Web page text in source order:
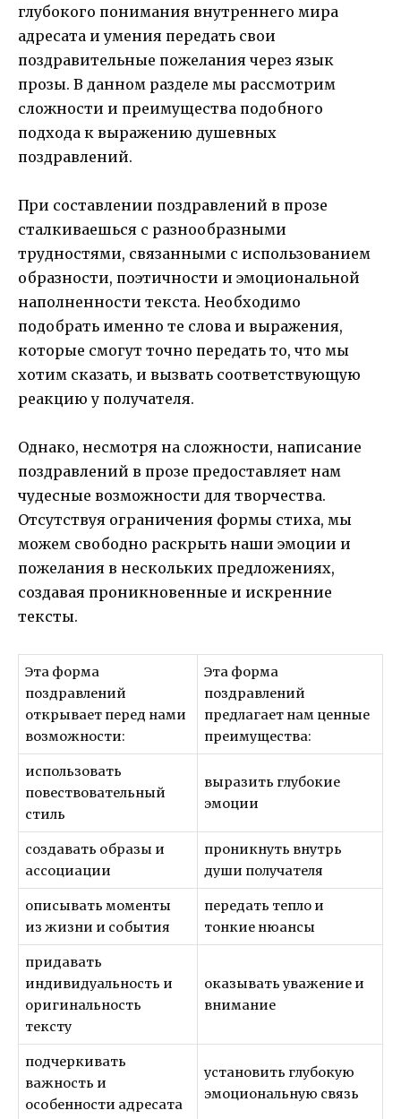
глубокого понимания внутреннего мира
адресата и умения передать свои
поздравительные пожелания через язык
прозы. В данном разделе мы рассмотрим
сложности и преимущества подобного
подхода к выражению душевных
поздравлений.
При составлении поздравлений в прозе
сталкиваешься с разнообразными
трудностями, связанными с использованием
образности, поэтичности и эмоциональной
наполненности текста. Необходимо
подобрать именно те слова и выражения,
которые смогут точно передать то, что мы
хотим сказать, и вызвать соответствующую
реакцию у получателя.
Однако, несмотря на сложности, написание
поздравлений в прозе предоставляет нам
чудесные возможности для творчества.
Отсутствуя ограничения формы стиха, мы
можем свободно раскрыть наши эмоции и
пожелания в нескольких предложениях,
создавая проникновенные и искренние
тексты.
Эта форма
поздравлений
открывает перед нами
возможности:
Эта форма
поздравлений
предлагает нам ценные
преимущества:
использовать
повествовательный
стиль
выразить глубокие
эмоции
создавать образы и
ассоциации
проникнуть внутрь
души получателя
описывать моменты
из жизни и события
передать тепло и
тонкие нюансы
придавать
индивидуальность и
оригинальность
тексту
оказывать уважение и
внимание
подчеркивать
важность и
особенности адресата
установить глубокую
эмоциональную связь